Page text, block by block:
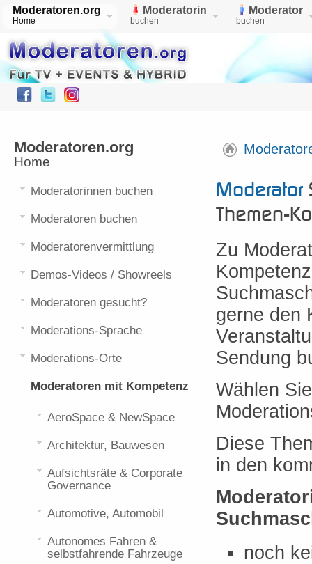
Moderatoren.org
Home
Moderatorin
buchen
Moderator
buchen
Moderator
Themen-
Zu
gerne den
Sendung
Wählen
Diese
in den
noch
Moderatoren.org
Home
Moderatorinnen buchen
Moderatoren buchen
Moderatorenvermittlung
Demos-Videos / Showreels
Moderatoren gesucht?
Moderations-Sprache
Moderations-Orte
Moderatoren mit Kompetenz
AeroSpace & NewSpace
Architektur, Bauwesen
Aufsichtsräte & Corporate
Governance
Automotive, Automobil
Autonomes Fahren &
selbstfahrende Fahrzeuge